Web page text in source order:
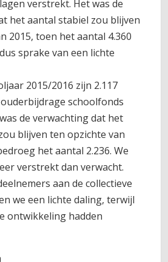
verstrekt. Het was de
het aantal stabiel zou blijven
2015, toen het aantal 4.360
sprake van een lichte
2015/2016 zijn 2.117
schoolfonds
de verwachting dat het
blijven ten opzichte van
het aantal 2.236. We
verstrekt dan verwacht.
aan de collectieve
we een lichte daling, terwijl
ontwikkeling hadden